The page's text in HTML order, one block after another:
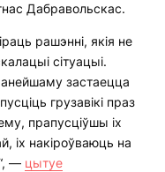
Дабравольскас.
рашэнні, якія не
сітуацыі.
застаецца
грузавікі праз
прапусціўшы іх
іх накіроўваюць на
— цытуе